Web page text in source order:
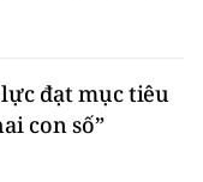
đạt mục tiêu
con số”